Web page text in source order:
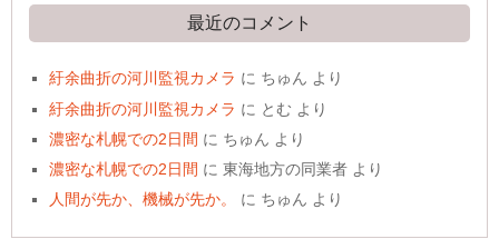
最近のコメント
紆余曲折の河川監視カメラ に ちゅん より
紆余曲折の河川監視カメラ に とむ より
濃密な札幌での2日間 に ちゅん より
濃密な札幌での2日間 に東海地方の同業者 より
人間が先か、機械が先か。
に ちゅん より